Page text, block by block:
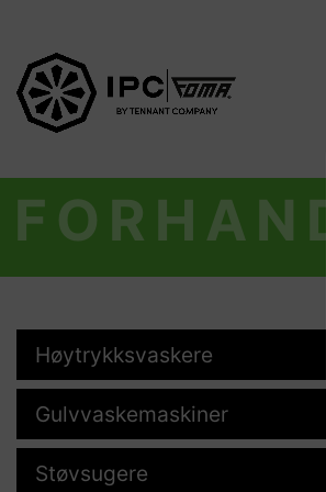
Høytrykksvaskere
Gulvvaskemaskiner
Støvsugere